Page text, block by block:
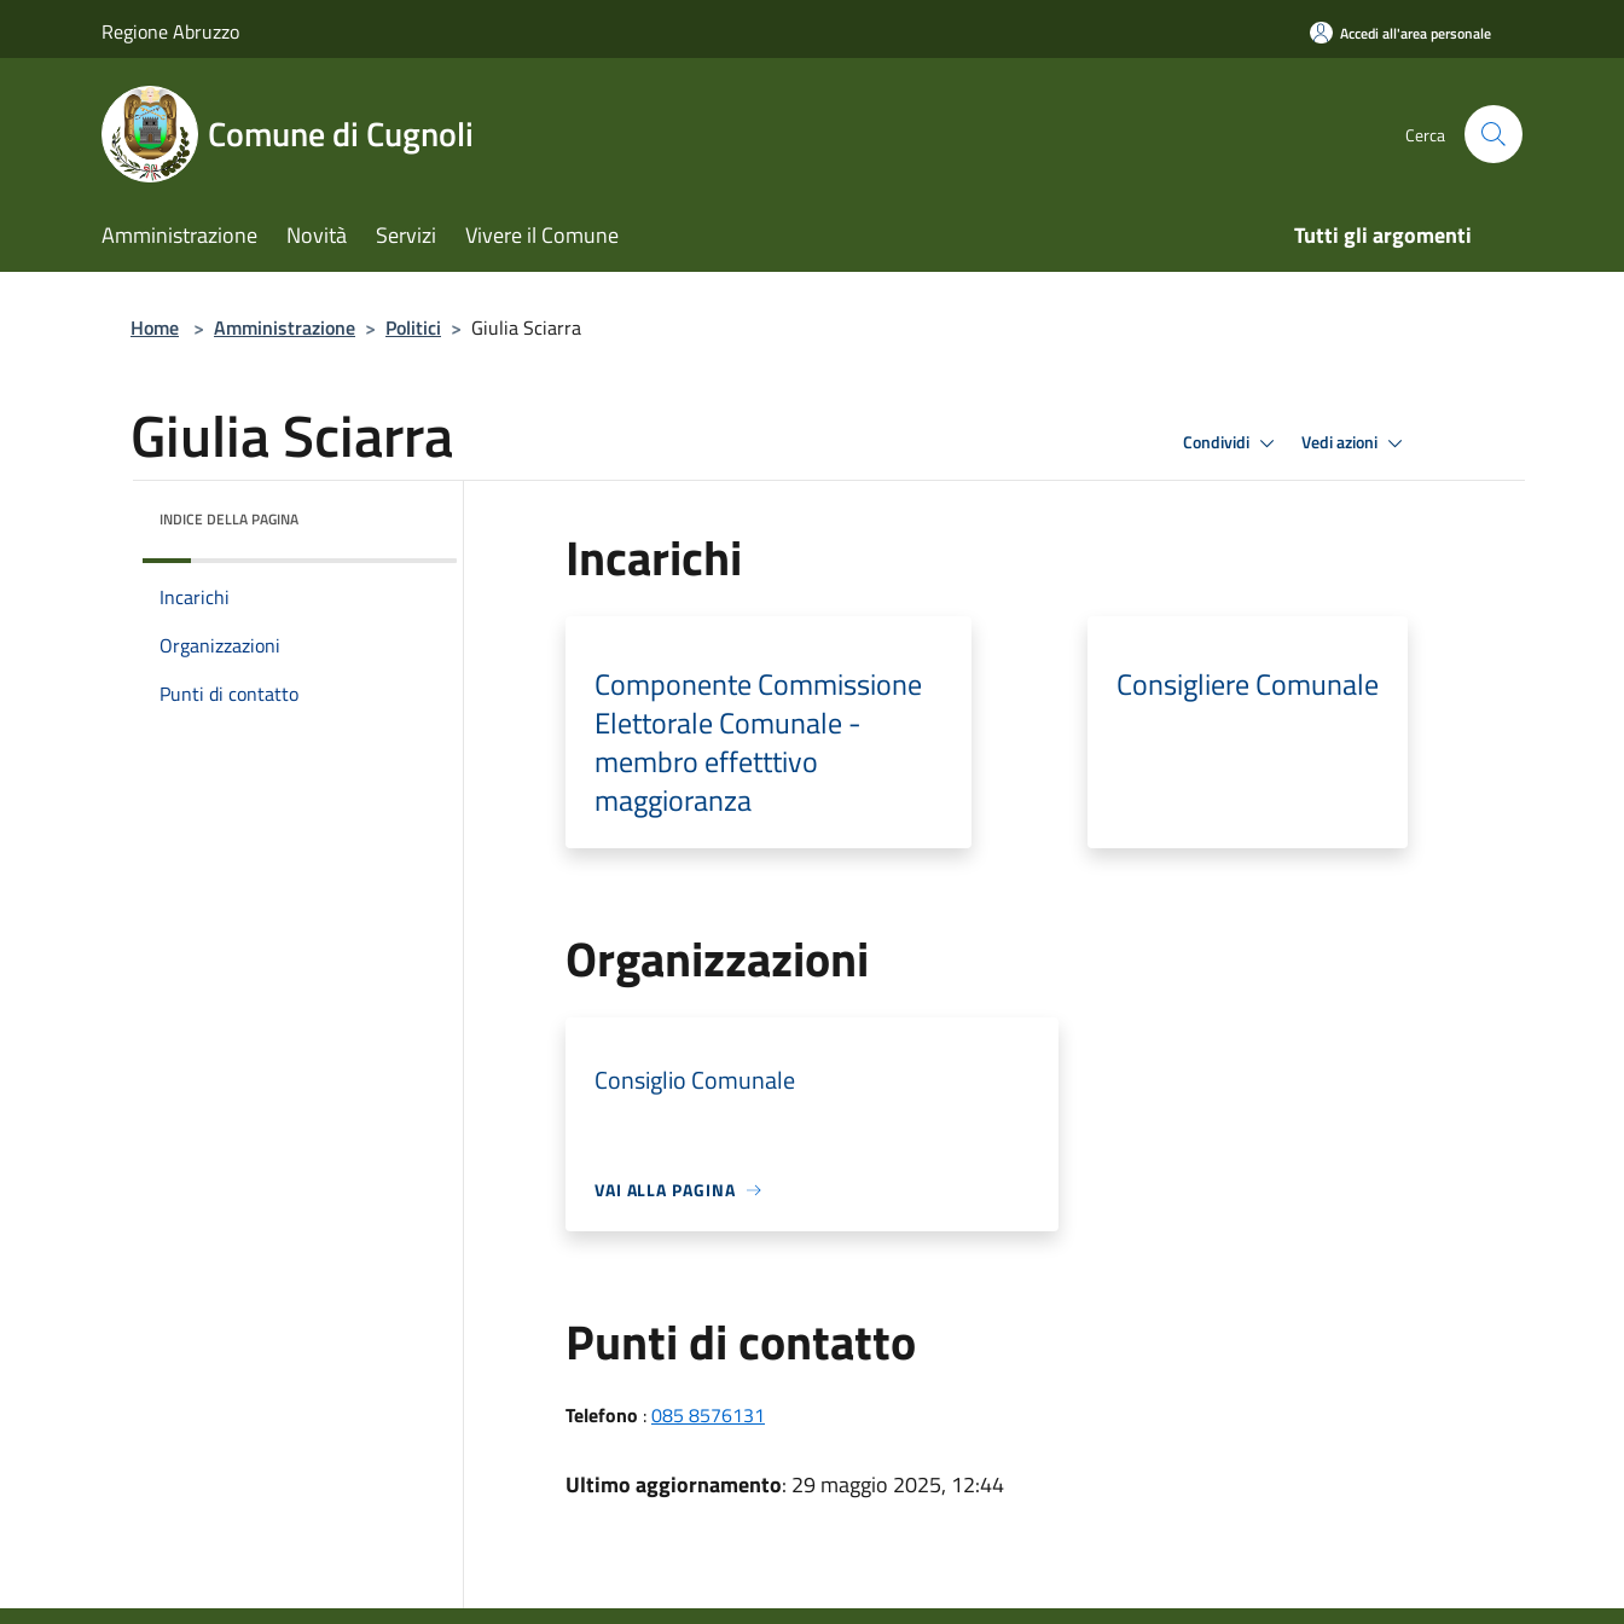
Regione Abruzzo Accedi all'area personale
Comune di Cugnoli Cerca
Amministrazione Novità Servizi Vivere il Comune Tutti gli argomenti
Home > Amministrazione > Politici > Giulia Sciarra
Giulia Sciarra Condividi Vedi azioni
INDICE DELLA PAGINA
Incarichi
Organizzazioni
Punti di contatto
Incarichi
Componente Commissione
Elettorale Comunale -
membro effetttivo
maggioranza
Consigliere Comunale
Organizzazioni
Consiglio Comunale
VAI ALLA PAGINA
Punti di contatto
Telefono :085 8576131
Ultimo aggiornamento: 29 maggio 2025, 12:44